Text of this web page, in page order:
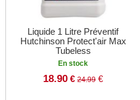
Liquide 1 Litre Préventif
Hutchinson Protect'air Max
Tubeless
En stock
18.90 € 24.99 €